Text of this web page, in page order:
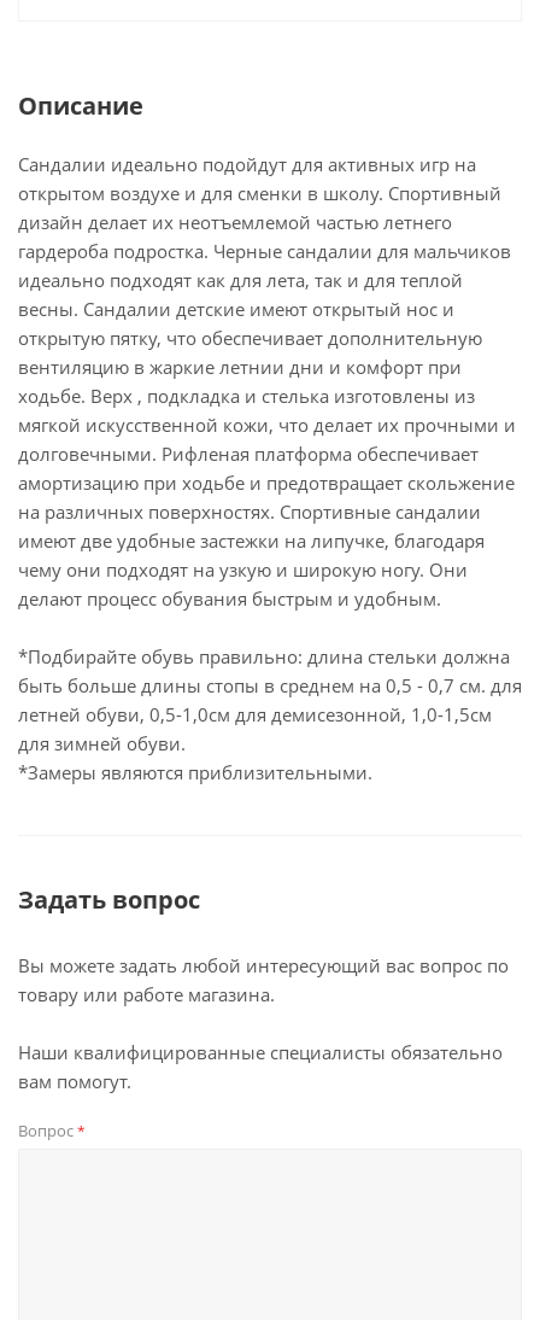
Описание
Сандалии идеально подойдут для активных игр на
открытом воздухе и для сменки в школу. Спортивный
дизайн делает их неотъемлемой частью летнего
гардероба подростка. Черные сандалии для мальчиков
идеально подходят как для лета, так и для теплой
весны. Сандалии детские имеют открытый нос и
открытую пятку, что обеспечивает дополнительную
вентиляцию в жаркие летнии дни и комфорт при
ходьбе. Верх , подкладка и стелька изготовлены из
мягкой искусственной кожи, что делает их прочными и
долговечными. Рифленая платформа обеспечивает
амортизацию при ходьбе и предотвращает скольжение
на различных поверхностях. Спортивные сандалии
имеют две удобные застежки на липучке, благодаря
чему они подходят на узкую и широкую ногу. Они
делают процесс обувания быстрым и удобным.
*Подбирайте обувь правильно: длина стельки должна
быть больше длины стопы в среднем на 0,5 - 0,7 см. для
летней обуви, 0,5-1,0см для демисезонной, 1,0-1,5см
для зимней обуви.
*Замеры являются приблизительными.
Задать вопрос
Вы можете задать любой интересующий вас вопрос по
товару или работе магазина.
Наши квалифицированные специалисты обязательно
вам помогут.
Вопрос*